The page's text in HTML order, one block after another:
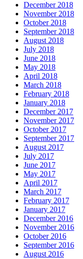
December 2018
November 2018
October 2018
September 2018
August 2018
July 2018
June 2018
May 2018
April 2018
March 2018
February 2018
January 2018
December 2017
November 2017
October 2017
September 2017
August 2017
July 2017
June 2017
May 2017
April 2017
March 2017
February 2017
January 2017
December 2016
November 2016
October 2016
September 2016
August 2016